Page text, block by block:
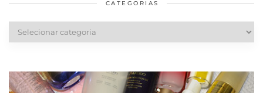
CATEGORIAS
Categorias